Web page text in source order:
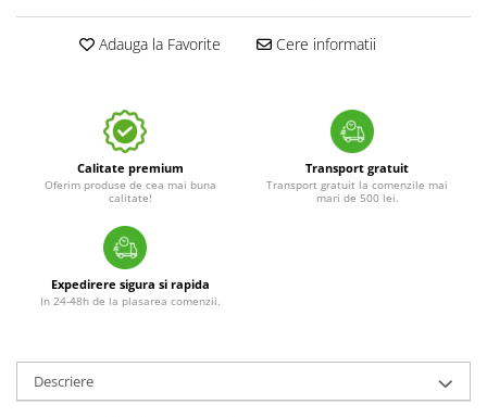
Adauga la Favorite Cere informatii
Calitate premium
Oferim produse de cea mai buna
calitate!
Transport gratuit
Transport gratuit la comenzile mai
mari de 500 lei.
Expedirere sigura si rapida
In 24-48h de la plasarea comenzii.
Descriere